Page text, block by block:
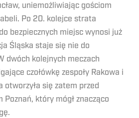
uniemożliwiając gościom
Po 20. kolejce strata
bezpiecznych miejsc wynosi już
Śląska staje się nie do
dwóch kolejnych meczach
czołówkę zespoły Rakowa i
otworzyła się zatem przed
który mógł znacząco